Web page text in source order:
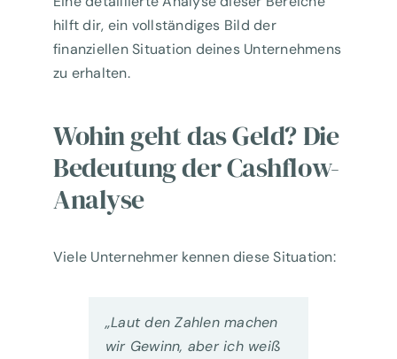
hilft dir, ein vollständiges Bild der
finanziellen Situation deines Unternehmens
zu erhalten.
Wohin geht das Geld? Die
Bedeutung der Cashflow-
Analyse
Viele Unternehmer kennen diese Situation:
„Laut den Zahlen machen
wir Gewinn, aber ich weiß